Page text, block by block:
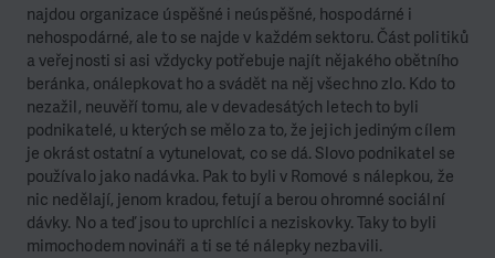
najdou organizace úspěšné i neúspěšné, hospodárné i
nehospodárné, ale to se najde v každém sektoru. Část politiků
a veřejnosti si asi vždycky potřebuje najít nějakého obětního
beránka, onálepkovat ho a svádět na něj všechno zlo. Kdo to
nezažil, neuvěří tomu, ale v devadesátých letech to byli
podnikatelé, u kterých se mělo za to, že jejich jediným cílem
je okrást ostatní a vytunelovat, co se dá. Slovo podnikatel se
používalo jako nadávka. Pak to byli v Romové s nálepkou, že
nic nedělají, jenom kradou, fetují a berou ohromné sociální
dávky. No a teď jsou to uprchlíci a neziskovky. Taky to byli
mimochodem novináři a ti se té nálepky nezbavili.